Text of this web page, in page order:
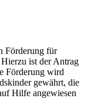
Förderung für
ist der Antrag
Förderung wird
gewährt, die
Hilfe angewiesen